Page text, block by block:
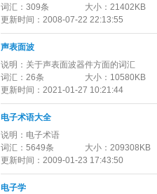
词汇： 309条 大小： 21402KB
更新时间： 2008-07-22 22:13:55
声表面波
说明： 关于声表面波器件方面的词汇
词汇： 26条 大小： 10580KB
更新时间： 2021-01-27 10:21:44
电子术语大全
说明： 电子术语
词汇： 5649条 大小： 209308KB
更新时间： 2009-01-23 17:43:50
电子学